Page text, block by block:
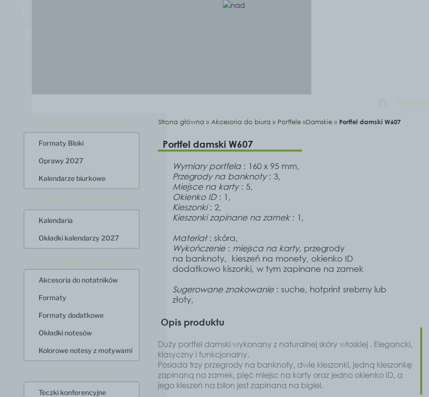
O Firmie
Formaty Bloki
Oprawy 2027
Kalendarze biurkowe
Kalendaria
Okładki kalendarzy 2027
Akcesoria do notatników
Formaty
Formaty dodatkowe
Okładki notesów
Kolorowe notesy z motywami
Teczki konferencyjne
Strona główna » Akcesoria do biura » Portfele »Damskie » Portfel damski W607
Portfel damski W607
Wymiaryportfela: 160 x 95 mm,
Przegrody na banknoty: 3,
Miejsce na karty: 5,
Okienko ID: 1,
Kieszonki: 2,
Kieszonki zapinane na zamek: 1,
Materiał: skóra,
Wykończenie: miejsca na karty, przegrody
na banknoty, kieszeń na monety, okienko ID
dodatkowo kiszonki, w tym zapinane na zamek
Sugerowane znakowanie: suche, hotprint srebrny lub
złoty,
Opis produktu
Duży portfel damski wykonany z naturalnej skóry włoskiej . Elegancki,
klasyczny i funkcjonalny.
Posiada trzy przegrody na banknoty, dwie kieszonki, jedną kieszonkę
zapinaną na zamek, pięć miejsc na karty oraz jedno okienko ID, a
jego kieszeń na bilon jest zapinana na bigiel.